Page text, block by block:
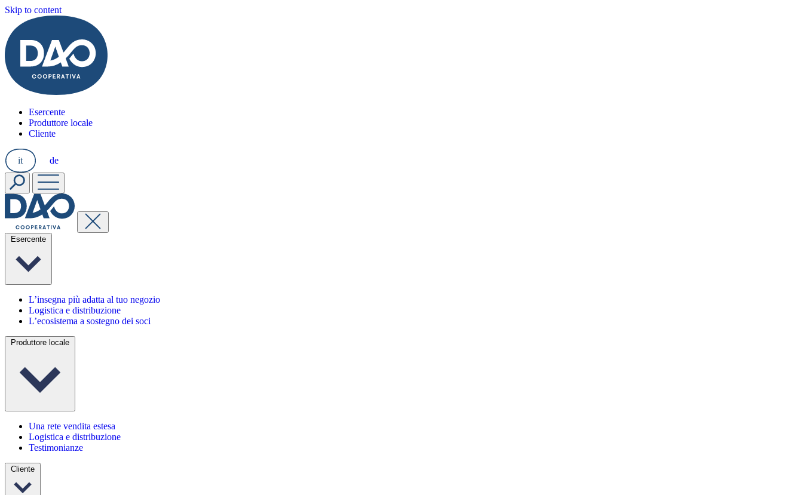
Skip to content
Esercente
Produttore locale
Cliente
it de
Esercente
L’insegna più adatta al tuo negozio
Logistica e distribuzione
L’ecosistema a sostegno dei soci
Produttore locale
Una rete vendita estesa
Logistica e distribuzione
Testimonianze
Cliente